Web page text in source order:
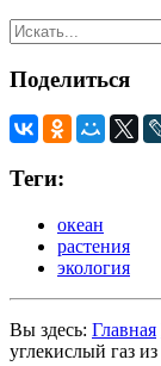
Поделиться
Теги:
океан
растения
экология
Вы здесь: Главная
углекислый газ из